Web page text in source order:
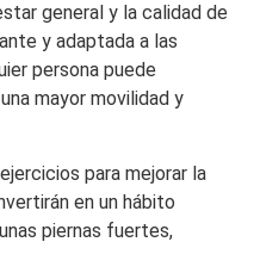
general y la calidad de
y adaptada a las
persona puede
mayor movilidad y
para mejorar la
en un hábito
piernas fuertes,